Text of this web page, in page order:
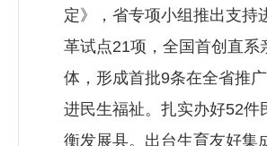
定》，省专项小组推出支持
革试点21项，全国首创直系
体，形成首批9条在全省推
进民生福祉。扎实办好52
衡发展县。出台生育友好集